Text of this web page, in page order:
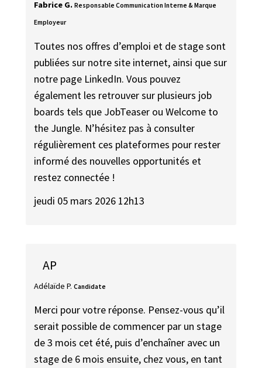
Fabrice G. Responsable Communication Interne & Marque
Employeur
Toutes nos offres d’emploi et de stage sont
publiées sur notre site internet, ainsi que sur
notre page LinkedIn. Vous pouvez
également les retrouver sur plusieurs job
boards tels que JobTeaser ou Welcome to
the Jungle. N’hésitez pas à consulter
régulièrement ces plateformes pour rester
informé des nouvelles opportunités et
restez connectée !
jeudi 05 mars 2026 12h13
AP
Adélaïde P. Candidate
Merci pour votre réponse. Pensez-vous qu’il
serait possible de commencer par un stage
de 3 mois cet été, puis d’enchaîner avec un
stage de 6 mois ensuite, chez vous, en tant